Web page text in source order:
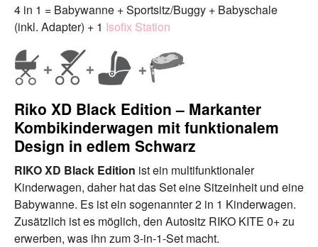
4 in 1 = Babywanne + Sportsitz/Buggy + Babyschale
(inkl. Adapter) + 1 Isofix Station
Riko XD Black Edition – Markanter
Kombikinderwagen mit funktionalem
Design in edlem Schwarz
RIKO XD Black Edition ist ein multifunktionaler
Kinderwagen, daher hat das Set eine Sitzeinheit und eine
Babywanne. Es ist ein sogenannter 2 in 1 Kinderwagen.
Zusätzlich ist es möglich, den Autositz RIKO KITE 0+ zu
erwerben, was ihn zum 3-in-1-Set macht.